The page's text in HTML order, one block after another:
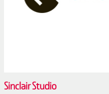
Sinclair Studio